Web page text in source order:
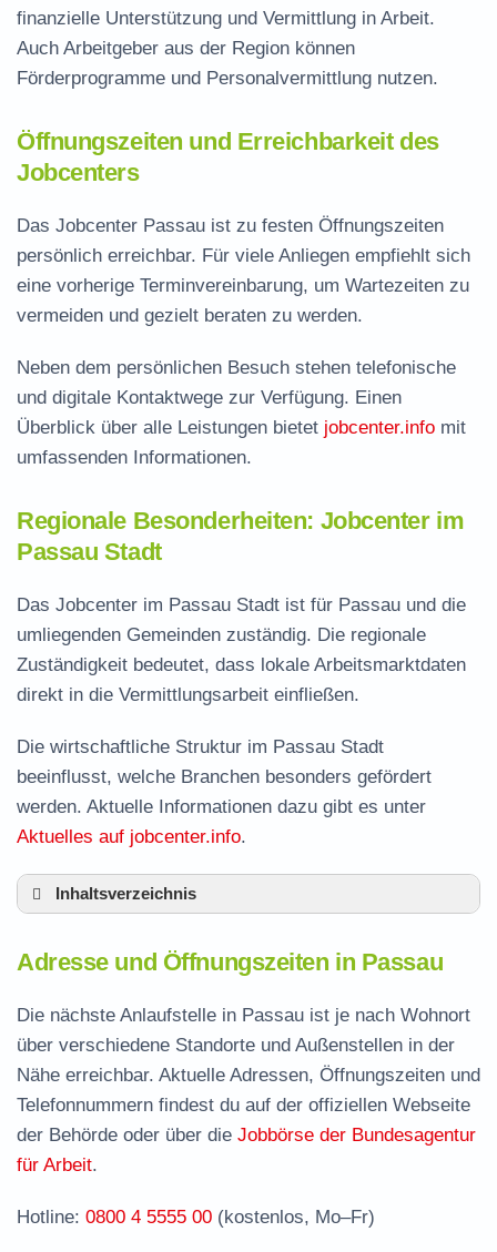
finanzielle Unterstützung und Vermittlung in Arbeit.
Auch Arbeitgeber aus der Region können
Förderprogramme und Personalvermittlung nutzen.
Öffnungszeiten und Erreichbarkeit des
Jobcenters
Das Jobcenter Passau ist zu festen Öffnungszeiten
persönlich erreichbar. Für viele Anliegen empfiehlt sich
eine vorherige Terminvereinbarung, um Wartezeiten zu
vermeiden und gezielt beraten zu werden.
Neben dem persönlichen Besuch stehen telefonische
und digitale Kontaktwege zur Verfügung. Einen
Überblick über alle Leistungen bietet jobcenter.info mit
umfassenden Informationen.
Regionale Besonderheiten: Jobcenter im
Passau Stadt
Das Jobcenter im Passau Stadt ist für Passau und die
umliegenden Gemeinden zuständig. Die regionale
Zuständigkeit bedeutet, dass lokale Arbeitsmarktdaten
direkt in die Vermittlungsarbeit einfließen.
Die wirtschaftliche Struktur im Passau Stadt
beeinflusst, welche Branchen besonders gefördert
werden. Aktuelle Informationen dazu gibt es unter
Aktuelles auf jobcenter.info.
Inhaltsverzeichnis
Leistungen der Arbeitsvermittlung in Passau
Termin vereinbaren und Bürgergeld beantragen
Jobcenter Passau Stadt – zuständige Stelle
Stellenangebote und Jobbörse in Passau
Häufige Fragen rund ums Jobcenter
Adresse und Öffnungszeiten in Passau
Die nächste Anlaufstelle in Passau ist je nach Wohnort
über verschiedene Standorte und Außenstellen in der
Nähe erreichbar. Aktuelle Adressen, Öffnungszeiten und
Telefonnummern findest du auf der offiziellen Webseite
der Behörde oder über die Jobbörse der Bundesagentur
für Arbeit.
Hotline: 0800 4 5555 00 (kostenlos, Mo–Fr)